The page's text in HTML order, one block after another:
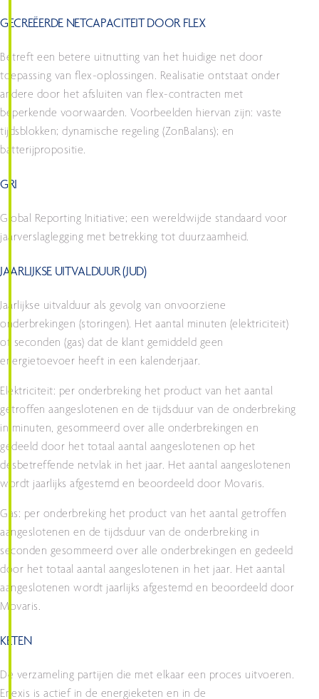
GECREËERDE NETCAPACITEIT DOOR FLEX
Betreft een betere uitnutting van het huidige net door
toepassing van flex-oplossingen. Realisatie ontstaat onder
andere door het afsluiten van flex-contracten met
beperkende voorwaarden. Voorbeelden hiervan zijn: vaste
tijdsblokken; dynamische regeling (ZonBalans); en
batterijpropositie.
GRI
Global Reporting Initiative; een wereldwijde standaard voor
jaarverslaglegging met betrekking tot duurzaamheid.
JAARLIJKSE UITVALDUUR (JUD)
Jaarlijkse uitvalduur als gevolg van onvoorziene
onderbrekingen (storingen). Het aantal minuten (elektriciteit)
of seconden (gas) dat de klant gemiddeld geen
energietoevoer heeft in een kalenderjaar.
Elektriciteit: per onderbreking het product van het aantal
getroffen aangeslotenen en de tijdsduur van de onderbreking
in minuten, gesommeerd over alle onderbrekingen en
gedeeld door het totaal aantal aangeslotenen op het
desbetreffende netvlak in het jaar. Het aantal aangeslotenen
wordt jaarlijks afgestemd en beoordeeld door Movaris.
Gas: per onderbreking het product van het aantal getroffen
aangeslotenen en de tijdsduur van de onderbreking in
seconden gesommeerd over alle onderbrekingen en gedeeld
door het totaal aantal aangeslotenen in het jaar. Het aantal
aangeslotenen wordt jaarlijks afgestemd en beoordeeld door
Movaris.
KETEN
De verzameling partijen die met elkaar een proces uitvoeren.
Enexis is actief in de energieketen en in de